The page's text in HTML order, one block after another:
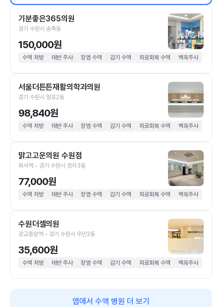
기분좋은365의원
경기 수원시 송죽동
150,000원
수액 처방 태반 주사 장염 수액 감기 수액 피로회복 수액 백옥주사
서울더튼튼재활의학과의원
경기 수원시 망포2동
98,840원
수액 처방 태반 주사 장염 수액 감기 수액 피로회복 수액 백옥주사
맑고고운의원 수원점
화서역 • 경기 수원시 정자3동
77,000원
수액 처방 태반 주사 장염 수액 감기 수액 피로회복 수액 백옥주사
수원더셀의원
광교중앙역 • 경기 수원시 우만2동
35,600원
수액 처방 태반 주사 장염 수액 감기 수액 피로회복 수액 백옥주사
앱에서 수액 병원 더 보기